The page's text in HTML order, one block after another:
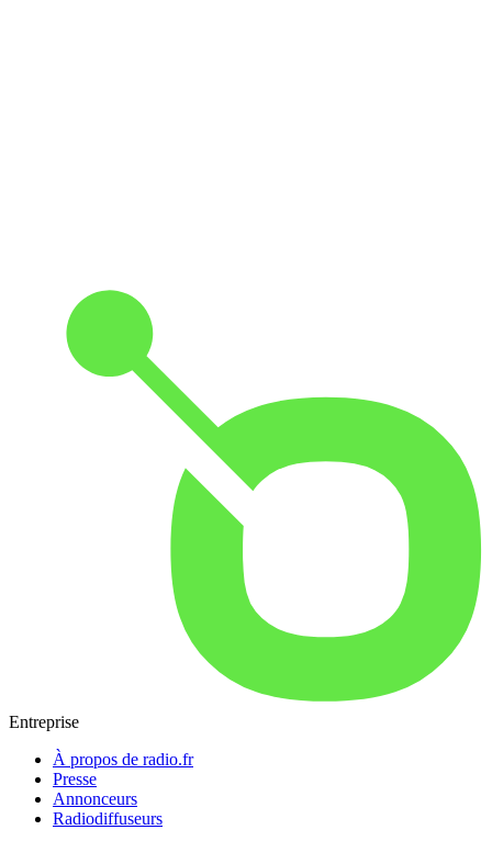
Entreprise
À propos de radio.fr
Presse
Annonceurs
Radiodiffuseurs